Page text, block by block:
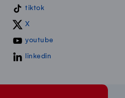
tiktok
X
youtube
linkedin